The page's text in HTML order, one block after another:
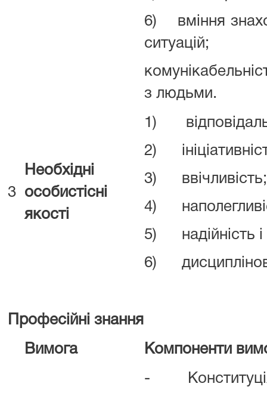
6) вміння
ситуацій;
з людьми.
3
Необхідні
особистісні
якості
1)
2)
3) ввічливість;
4)
5) надійність і
6)
Професійні знання
Вимога Компоненти
- Конституція